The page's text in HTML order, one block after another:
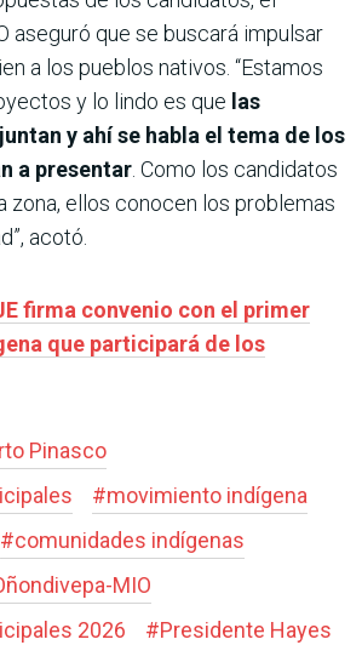
aseguró que se buscará impulsar
a los pueblos nativos. “Estamos
y lo lindo es que las
y ahí se habla el tema de los
a presentar . Como los candidatos
zona, ellos conocen los problemas
acotó.
firma convenio con el primer
que participará de los
Pinasco
#movimiento indígena
#comunidades indígenas
MIO
2026 #Presidente Hayes